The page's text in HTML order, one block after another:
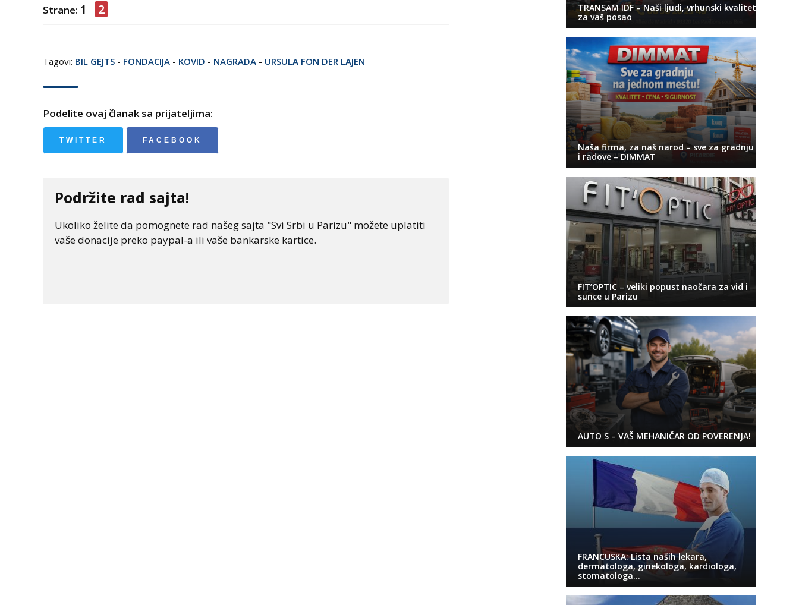
Strane: 1 2
Tagovi: BIL GEJTS - FONDACIJA - KOVID - NAGRADA - URSULA FON DER LAJEN
Podelite ovaj članak sa prijateljima:
TWITTER FACEBOOK
Podržite rad sajta!
Ukoliko želite da pomognete rad našeg sajta "Svi Srbi u Parizu" možete uplatiti
vaše donacije preko paypal-a ili vaše bankarske kartice.
TRANSAM IDF – Naši ljudi, vrhunski kvalitet
za vaš posao
Naša firma, za naš narod – sve za gradnju
i radove – DIMMAT
FIT’OPTIC – veliki popust naočara za vid i
sunce u Parizu
AUTO S – VAŠ MEHANIČAR OD POVERENJA!
FRANCUSKA: Lista naših lekara,
dermatologa, ginekologa, kardiologa,
stomatologa…